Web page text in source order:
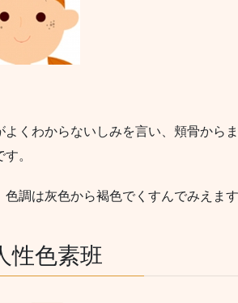
よくわからないしみを言い、頬骨から
。
色調は灰色から褐色でくすんでみえます
性色素班